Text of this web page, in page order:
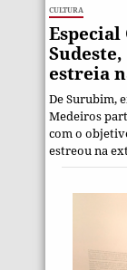
Cultura
estreia
De Surubim,
Medeiros
com o
estreou na